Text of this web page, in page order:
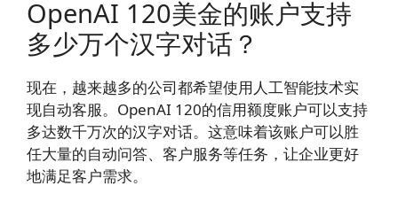
OpenAI 120美金的账户支持
多少万个汉字对话？
现在，越来越多的公司都希望使用人工智能技术实
现自动客服。OpenAI 120的信用额度账户可以支持
多达数千万次的汉字对话。这意味着该账户可以胜
任大量的自动问答、客户服务等任务，让企业更好
地满足客户需求。